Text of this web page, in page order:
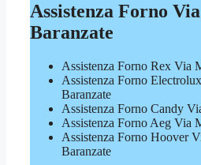
Assistenza Forno
Baranzate
Assistenza Forno Rex Via
Assistenza Forno
Baranzate
Assistenza Forno Candy
Assistenza Forno Aeg Via
Assistenza Forno Hoover
Baranzate